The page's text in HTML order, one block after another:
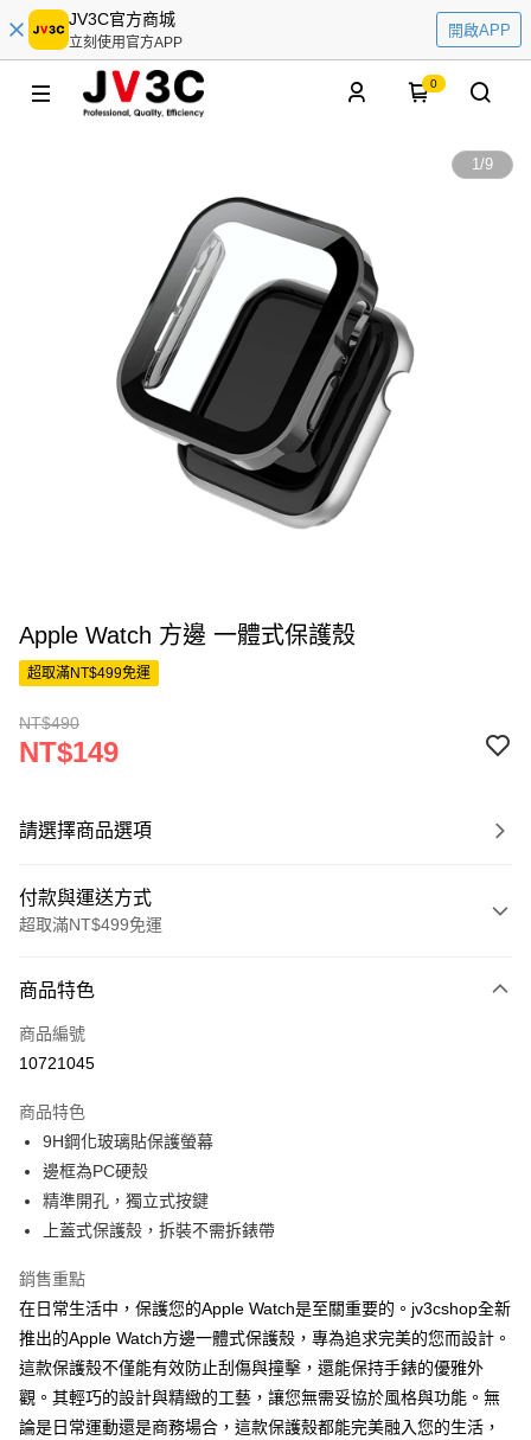
JV3C官方商城
立刻使用官方APP
開啟APP
0
1/9
Apple Watch 方邊 一體式保護殼
超取滿NT$499免運
NT$490
NT$149
請選擇商品選項
付款與運送方式
超取滿NT$499免運
信用卡一次付款
超商取貨付款
Apple Pay
街口支付
AFTEE先享後付
【關於「AFTEE先享後付」】
AFTEE先享後付是「在收到商品之後才付款」的支付方式。 讓您購物簡單
便利好安心！
１．簡單：不需註冊會員、不需綁卡、不需儲值。
２．便利：只要手機號碼，簡訊認證，即可結帳。
３．安心：先確認商品／服務後，再付款。
【「AFTEE先享後付」結帳流程】
ATM付款
全家取貨付款
每筆NT$60，滿NT$499(含以上)免運費
商品特色
商品編號
10721045
商品特色
9H鋼化玻璃貼保護螢幕
邊框為PC硬殼
精準開孔，獨立式按鍵
上蓋式保護殼，拆裝不需拆錶帶
銷售重點
在日常生活中，保護您的Apple Watch是至關重要的。jv3cshop全新
推出的Apple Watch方邊一體式保護殼，專為追求完美的您而設計。
這款保護殼不僅能有效防止刮傷與撞擊，還能保持手錶的優雅外
觀。其輕巧的設計與精緻的工藝，讓您無需妥協於風格與功能。無
論是日常運動還是商務場合，這款保護殼都能完美融入您的生活，